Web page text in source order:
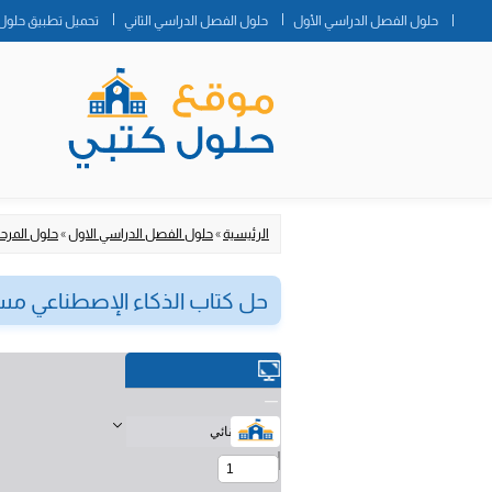
حلول الفصل الدراسي الأول حلول الفصل الدراسي الثاني تحميل تطبيق
الرئيسية»حلول الفصل الدراسي الاول»حلول
حل كتاب الذكاء الإصطناعي